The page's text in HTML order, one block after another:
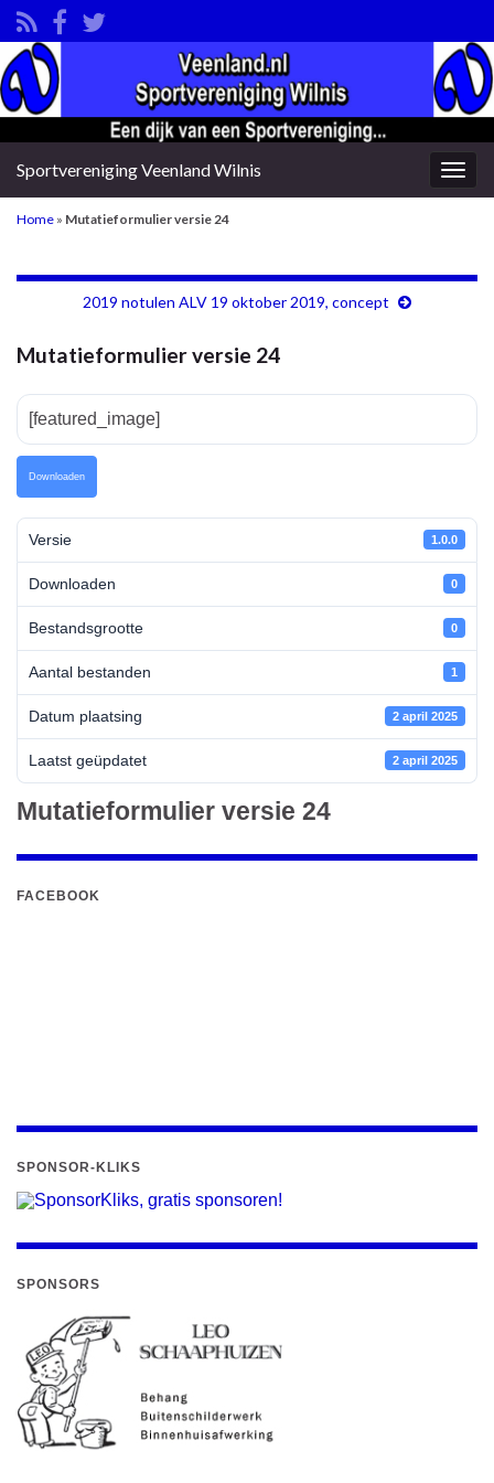
Sportvereniging Veenland Wilnis
Home » Mutatieformulier versie 24
2019 notulen ALV 19 oktober 2019, concept
Mutatieformulier versie 24
[featured_image]
Downloaden
Versie 1.0.0
Downloaden 0
Bestandsgrootte 0
Aantal bestanden 1
Datum plaatsing 2 april 2025
Laatst geüpdatet 2 april 2025
Mutatieformulier versie 24
FACEBOOK
SPONSOR-KLIKS
SPONSORS